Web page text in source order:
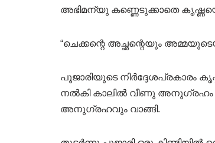
അഭിമന്യു കണ്ണെടുക്കാതെ കൃഷ്ണയെ
“ചെക്കന്റെ അച്ഛന്റെയും
പൂജാരിയുടെ നിർദ്ദേശപ്രകാരം
നൽകി കാലിൽ വീണു അനുഗ്രഹം
അനുഗ്രഹവും വാങ്ങി.